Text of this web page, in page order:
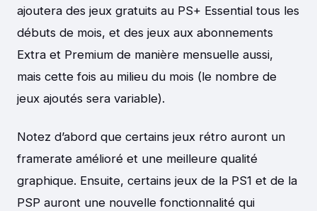
ajoutera des jeux gratuits au PS+ Essential tous les
débuts de mois, et des jeux aux abonnements
Extra et Premium de manière mensuelle aussi,
mais cette fois au milieu du mois (le nombre de
jeux ajoutés sera variable).
Notez d’abord que certains jeux rétro auront un
framerate amélioré et une meilleure qualité
graphique. Ensuite, certains jeux de la PS1 et de la
PSP auront une nouvelle fonctionnalité qui